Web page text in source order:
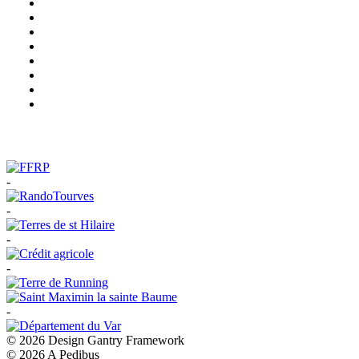
-
-
-
-
-
© 2026 Design Gantry Framework
© 2026 A Pedibus